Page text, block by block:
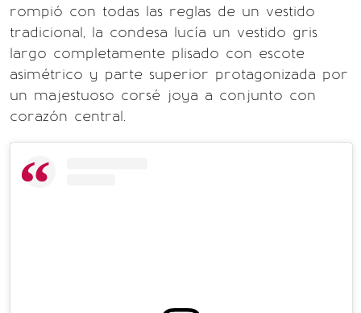
rompió con todas las reglas de un vestido
tradicional, la condesa lucía un vestido gris
largo completamente plisado con escote
asimétrico y parte superior protagonizada por
un majestuoso corsé joya a conjunto con
corazón central.